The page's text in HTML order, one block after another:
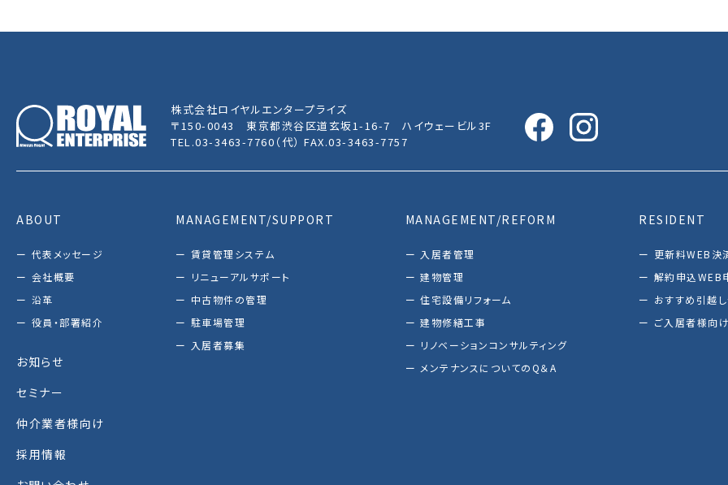
株式会社ロイヤルエンタープライズ
〒150-0043 東京都渋谷区道玄坂1-16-7 ハイウェービル3F
TEL.03-3463-7760（代） FAX.03-3463-7757
ABOUT
代表メッセージ
会社概要
沿革
役員・部署紹介
お知らせ
セミナー
仲介業者様向け
採用情報
MANAGEMENT/SUPPORT
賃貸管理システム
リニューアルサポート
中古物件の管理
駐車場管理
入居者募集
MANAGEMENT/REFORM
入居者管理
建物管理
住宅設備リフォーム
建物修繕工事
リノベーションコンサルティング
メンテナンスについてのQ＆A
RESIDENT
更新料WEB決
解約申込WEB
おすすめ引越
ご入居者様向